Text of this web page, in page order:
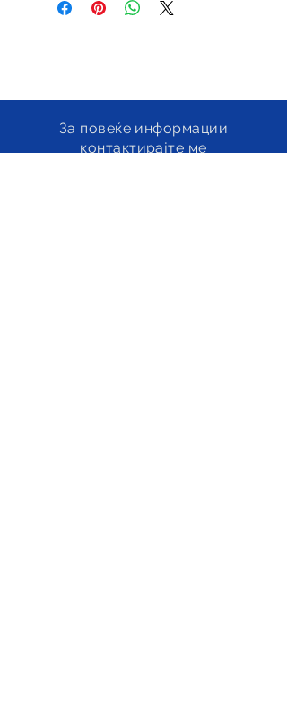
За повеќе информации
контактирајте ме